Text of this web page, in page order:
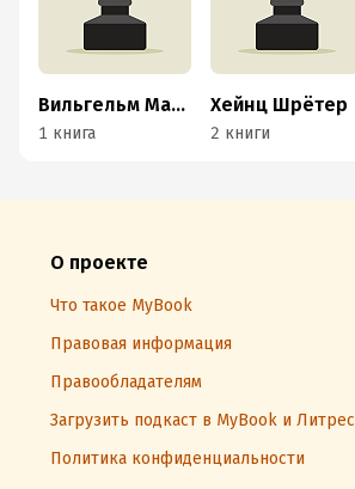
Вильгельм Маршалль
1 книга
Хейнц Шрётер
2 книги
О проекте
Что такое MyBook
Правовая информация
Правообладателям
Загрузить подкаст в MyBook и Литрес
Политика конфиденциальности